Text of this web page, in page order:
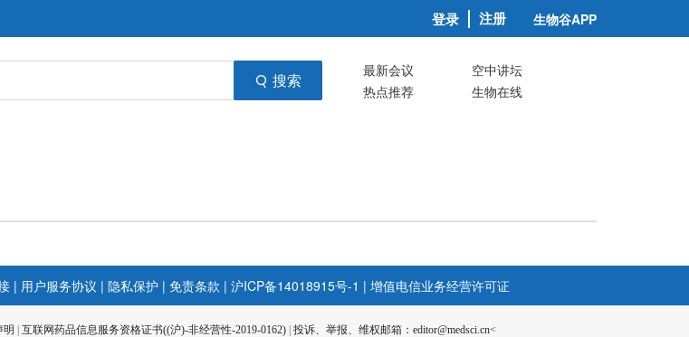
登录 注册 生物谷APP
搜索 最新会议
空中讲坛
热点推荐
生物在线
| 用户服务协议 | 隐私保护 | 免责条款 | 沪ICP备14018915号-1 | 增值电信业务经营许可证
明 互联网药品信息服务资格证书((沪)-非经营性-2019-0162) 投诉、举报、维权邮箱：editor@medsci.cn<